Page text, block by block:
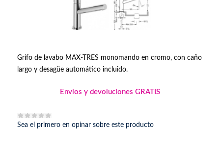
Grifo de lavabo MAX-TRES monomando en cromo, con caño
largo y desagüe automático incluido.
Envíos y devoluciones GRATIS
Sea el primero en opinar sobre este producto